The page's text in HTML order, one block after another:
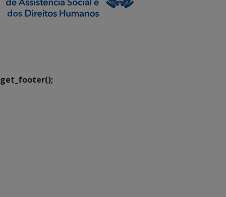
get_footer();